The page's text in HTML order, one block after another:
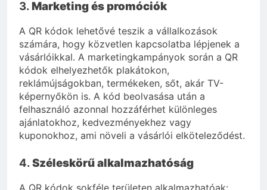
3. Marketing és promóciók
A QR kódok lehetővé teszik a vállalkozások
számára, hogy közvetlen kapcsolatba lépjenek a
vásárlóikkal. A marketingkampányok során a QR
kódok elhelyezhetők plakátokon,
reklámújságokban, termékeken, sőt, akár TV-
képernyőkön is. A kód beolvasása után a
felhasználó azonnal hozzáférhet különleges
ajánlatokhoz, kedvezményekhez vagy
kuponokhoz, ami növeli a vásárlói elköteleződést.
4.Széleskörű alkalmazhatóság
A QR kódok sokféle területen alkalmazhatóak: